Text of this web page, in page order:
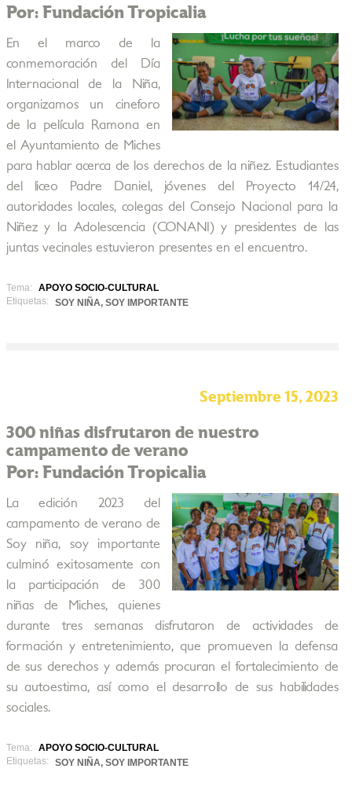
Por: Fundación Tropicalia
En el marco de la
conmemoración del Día
Internacional de la Niña,
organizamos un cineforo
de la película Ramona en
el Ayuntamiento de Miches
para hablar acerca de los derechos de la niñez. Estudiantes
del liceo Padre Daniel, jóvenes del Proyecto 14/24,
autoridades locales, colegas del Consejo Nacional para la
Niñez y la Adolescencia (CONANI) y presidentes de las
juntas vecinales estuvieron presentes en el encuentro.
Tema:
APOYO SOCIO-CULTURAL
Etiquetas:
SOY NIÑA, SOY IMPORTANTE
Septiembre 15, 2023
300 niñas disfrutaron de nuestro
campamento de verano
Por: Fundación Tropicalia
La edición 2023 del
campamento de verano de
Soy niña, soy importante
culminó exitosamente con
la participación de 300
niñas de Miches, quienes
durante tres semanas disfrutaron de actividades de
formación y entretenimiento, que promueven la defensa
de sus derechos y además procuran el fortalecimiento de
su autoestima, así como el desarrollo de sus habilidades
sociales.
Tema:
APOYO SOCIO-CULTURAL
Etiquetas:
SOY NIÑA, SOY IMPORTANTE